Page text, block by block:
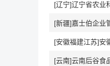
[辽宁]辽宁省农业
[新疆]嘉士伯企业
[安徽福建江苏]安
[云南]云南后谷食